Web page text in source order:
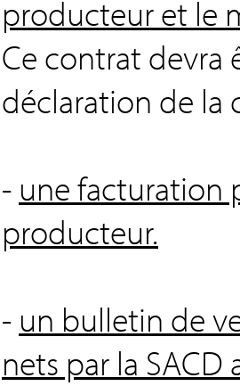
producteur et le
Ce contrat
déclaration de la
- une facturation
producteur.
- un bulletin de
nets par la